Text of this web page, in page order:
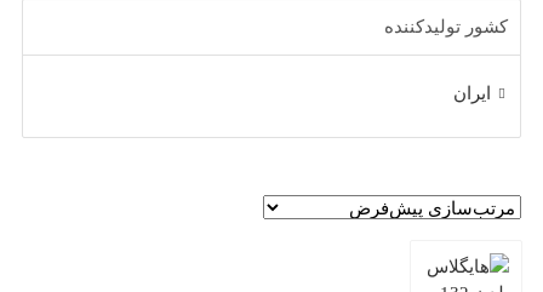
کشور تولیدکننده
ایران